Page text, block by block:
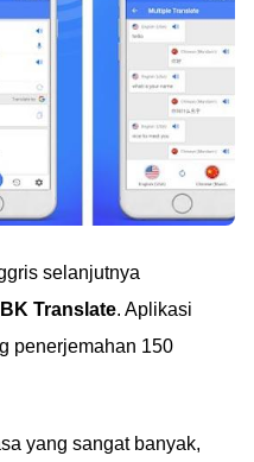
selanjutnya
BK Translate. Aplikasi
penerjemahan 150
yang sangat banyak,